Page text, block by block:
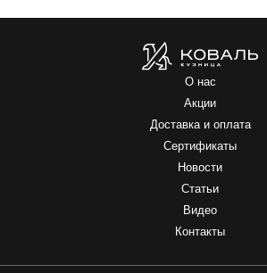
О нас
Акции
Доставка и оплата
Сертификаты
Новости
Статьи
Видео
Контакты